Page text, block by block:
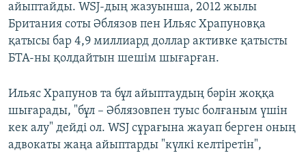
айыптайды. WSJ-дың жазуынша, 2012 жылы
Британия соты Әблязов пен Ильяс Храпуновқа
қатысы бар 4,9 миллиард доллар активке қатысты
БТА-ны қолдайтын шешім шығарған.
Ильяс Храпунов та бұл айыптаудың бәрін жоққа
шығарады, "бұл – Әблязовпен туыс болғаным үшін
кек алу" дейді ол. WSJ сұрағына жауап берген оның
адвокаты жаңа айыптарды "күлкі келтіретін",